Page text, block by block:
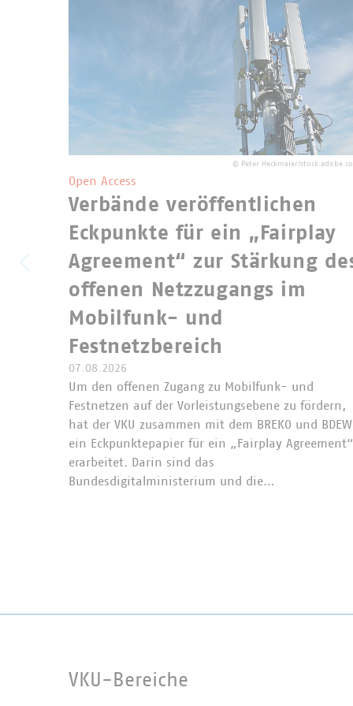
© Peter Heckmeier/
Open Access
Verbände veröffentlichen
Eckpunkte für ein „Fairplay
Agreement“ zur Stärkung
offenen Netzzugangs im
Mobilfunk- und
Festnetzbereich
07.08.2026
Um den offenen Zugang zu Mobilfunk- und
Festnetzen auf der Vorleistungsebene zu fördern,
hat der VKU zusammen mit dem BREKO und BDEW
ein Eckpunktepapier für ein „Fairplay Agreement“
erarbeitet. Darin sind das
Bundesdigitalministerium und die…
VKU-Bereiche